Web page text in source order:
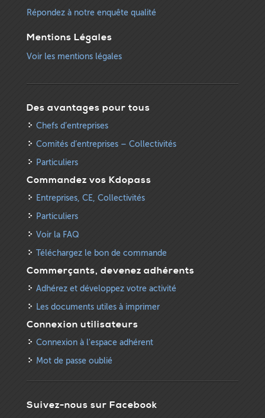
Répondez à notre enquête qualité
Mentions Légales
Voir les mentions légales
Des avantages pour tous
Chefs d’entreprises
Comités d’entreprises – Collectivités
Particuliers
Commandez vos Kdopass
Entreprises, CE, Collectivités
Particuliers
Voir la FAQ
Téléchargez le bon de commande
Commerçants, devenez adhérents
Adhérez et développez votre activité
Les documents utiles à imprimer
Connexion utilisateurs
Connexion à l'espace adhérent
Mot de passe oublié
Suivez-nous sur Facebook